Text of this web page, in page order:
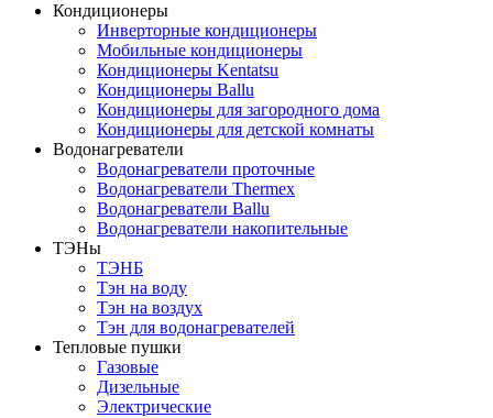
Кондиционеры
Инверторные кондиционеры
Мобильные кондиционеры
Кондиционеры Kentatsu
Кондиционеры Ballu
Кондиционеры для загородного дома
Кондиционеры для детской комнаты
Водонагреватели
Водонагреватели проточные
Водонагреватели Thermex
Водонагреватели Ballu
Водонагреватели накопительные
ТЭНы
ТЭНБ
Тэн на воду
Тэн на воздух
Тэн для водонагревателей
Тепловые пушки
Газовые
Дизельные
Электрические